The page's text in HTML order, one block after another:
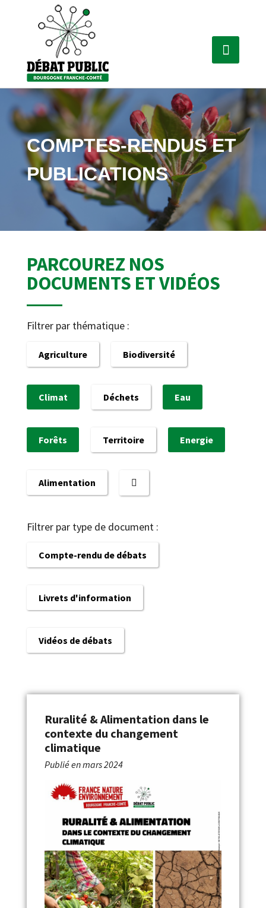
COMPTES-RENDUS ET
PUBLICATIONS
PARCOUREZ NOS
DOCUMENTS ET VIDÉOS
Filtrer par thématique :
Agriculture Biodiversité
Climat Déchets Eau
Forêts Territoire Energie
Alimentation
Filtrer par type de document :
Compte-rendu de débats
Livrets d'information
Vidéos de débats
Ruralité & Alimentation dans le
contexte du changement
climatique
Publié enmars 2024